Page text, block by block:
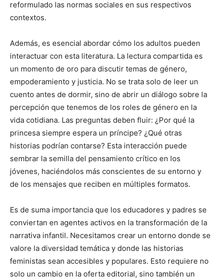
reformulado las normas sociales en sus respectivos
contextos.
Además, es esencial abordar cómo los adultos pueden
interactuar con esta literatura. La lectura compartida es
un momento de oro para discutir temas de género,
empoderamiento y justicia. No se trata solo de leer un
cuento antes de dormir, sino de abrir un diálogo sobre la
percepción que tenemos de los roles de género en la
vida cotidiana. Las preguntas deben fluir: ¿Por qué la
princesa siempre espera un príncipe? ¿Qué otras
historias podrían contarse? Esta interacción puede
sembrar la semilla del pensamiento crítico en los
jóvenes, haciéndolos más conscientes de su entorno y
de los mensajes que reciben en múltiples formatos.
Es de suma importancia que los educadores y padres se
conviertan en agentes activos en la transformación de la
narrativa infantil. Necesitamos crear un entorno donde se
valore la diversidad temática y donde las historias
feministas sean accesibles y populares. Esto requiere no
solo un cambio en la oferta editorial, sino también un